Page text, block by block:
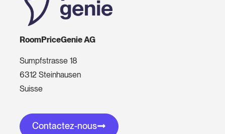
RoomPriceGenie AG
Sumpfstrasse 18
6312 Steinhausen
Suisse
Contactez-nous